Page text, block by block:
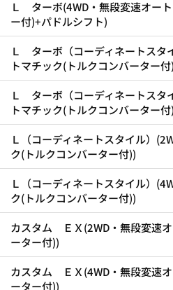
Ｌ ターボ(4WD・無段変速オー
ー付)+パドルシフト)
Ｌ ターボ（コーディネートスタ
トマチック(トルクコンバーター
Ｌ ターボ（コーディネートスタ
トマチック(トルクコンバーター
Ｌ（コーディネートスタイル）
ク(トルクコンバーター付))
Ｌ（コーディネートスタイル）
ク(トルクコンバーター付))
カスタム ＥＸ(2WD・無段変速
ーター付))
カスタム ＥＸ(4WD・無段変速
ーター付))